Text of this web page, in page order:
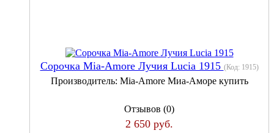
Сорочка Mia-Amore Лучия Lucia 1915 (Код: 1915)
Производитель: Mia-Amore Миа-Аморе купить
Отзывов (0)
2 650 руб.